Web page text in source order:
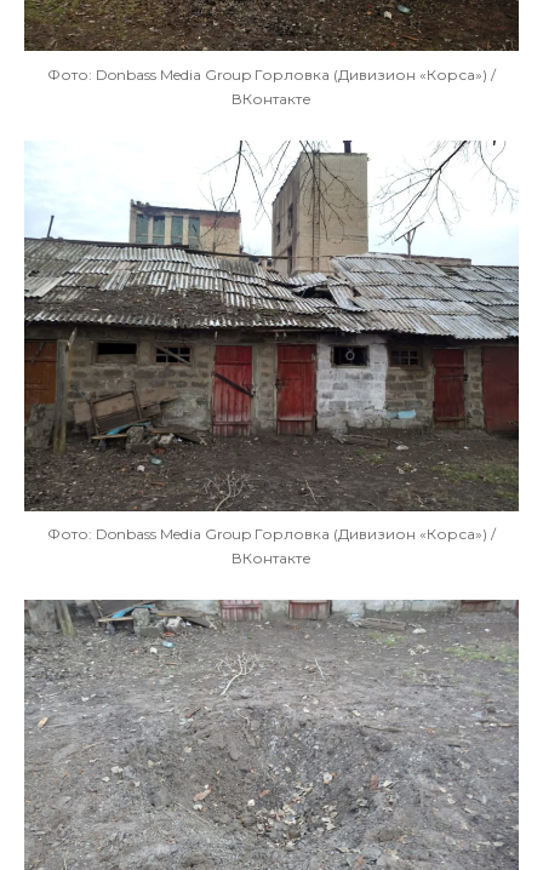
Фото: Donbass Media Group Горловка (Дивизион «Корса») /
ВКонтакте
Фото: Donbass Media Group Горловка (Дивизион «Корса») /
ВКонтакте